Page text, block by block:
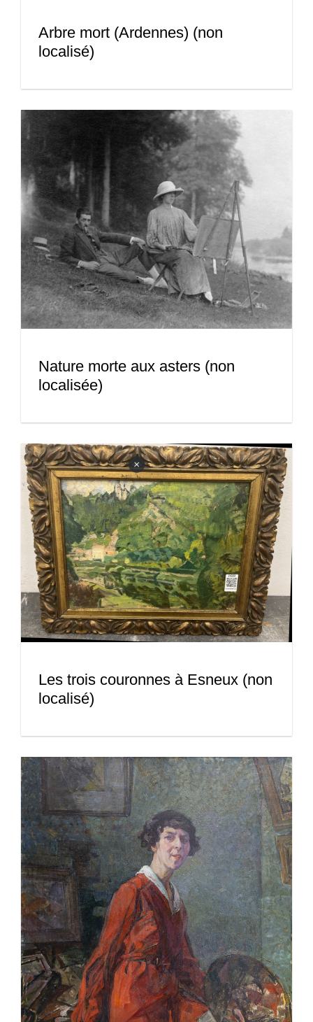
Arbre mort (Ardennes) (non
localisé)
Nature morte aux asters (non
localisée)
Les trois couronnes à Esneux (non
localisé)